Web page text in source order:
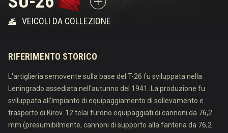
VEICOLI DA COLLEZIONE
RIFERIMENTO STORICO
L'artiglieria semovente sulla base del T-26 fu sviluppata nella
Leningrado assediata nell'autunno del 1941. La produzione fu
sviluppata all'Impianto di equipaggiamento di sollevamento e
trasporto di Kirov. 12 telai furono equipaggiati di cannoni da 76,2
mm (presumibilmente, cannoni di supporto alla fanteria da 76,2